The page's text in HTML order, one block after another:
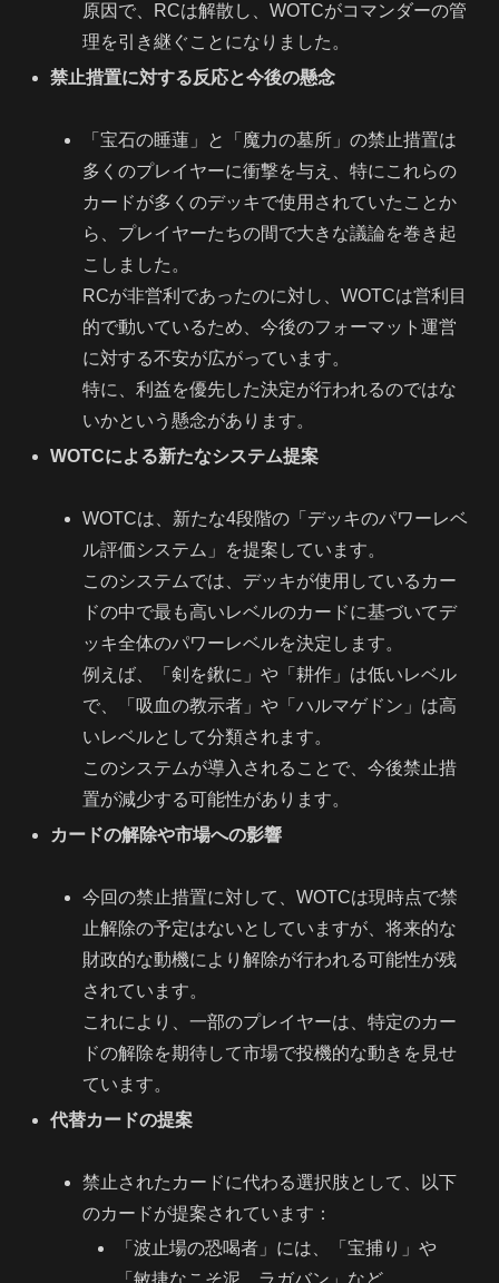
原因で、RCは解散し、WOTCがコマンダーの管
理を引き継ぐことになりました。
禁止措置に対する反応と今後の懸念
「宝石の睡蓮」と「魔力の墓所」の禁止措置は
多くのプレイヤーに衝撃を与え、特にこれらの
カードが多くのデッキで使用されていたことか
ら、プレイヤーたちの間で大きな議論を巻き起
こしました。
RCが非営利であったのに対し、WOTCは営利目
的で動いているため、今後のフォーマット運営
に対する不安が広がっています。
特に、利益を優先した決定が行われるのではな
いかという懸念があります。
WOTCによる新たなシステム提案
WOTCは、新たな4段階の「デッキのパワーレベ
ル評価システム」を提案しています。
このシステムでは、デッキが使用しているカー
ドの中で最も高いレベルのカードに基づいてデ
ッキ全体のパワーレベルを決定します。
例えば、「剣を鍬に」や「耕作」は低いレベル
で、「吸血の教示者」や「ハルマゲドン」は高
いレベルとして分類されます。
このシステムが導入されることで、今後禁止措
置が減少する可能性があります。
カードの解除や市場への影響
今回の禁止措置に対して、WOTCは現時点で禁
止解除の予定はないとしていますが、将来的な
財政的な動機により解除が行われる可能性が残
されています。
これにより、一部のプレイヤーは、特定のカー
ドの解除を期待して市場で投機的な動きを見せ
ています。
代替カードの提案
禁止されたカードに代わる選択肢として、以下
のカードが提案されています：
「波止場の恐喝者」には、「宝捕り」や